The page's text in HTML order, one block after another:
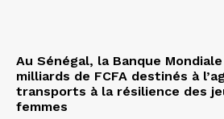
Au Sénégal, la Banque
milliards de FCFA destinés à
transports à la résilience des
femmes